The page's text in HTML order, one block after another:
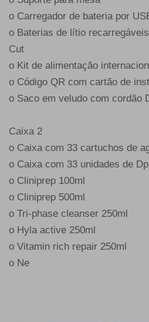
o Carregador de bateria por
o Baterias de lítio
Cut
o Kit de alimentação
o Código QR com cartão de
o Saco em veludo com cordão
Caixa 2
o Caixa com 33 cartuchos de
o Caixa com 33 unidades de
o Cliniprep 100ml
o Cliniprep 500ml
o Tri-phase cleanser 250ml
o Hyla active 250ml
o Vitamin rich repair 250ml
o Ne